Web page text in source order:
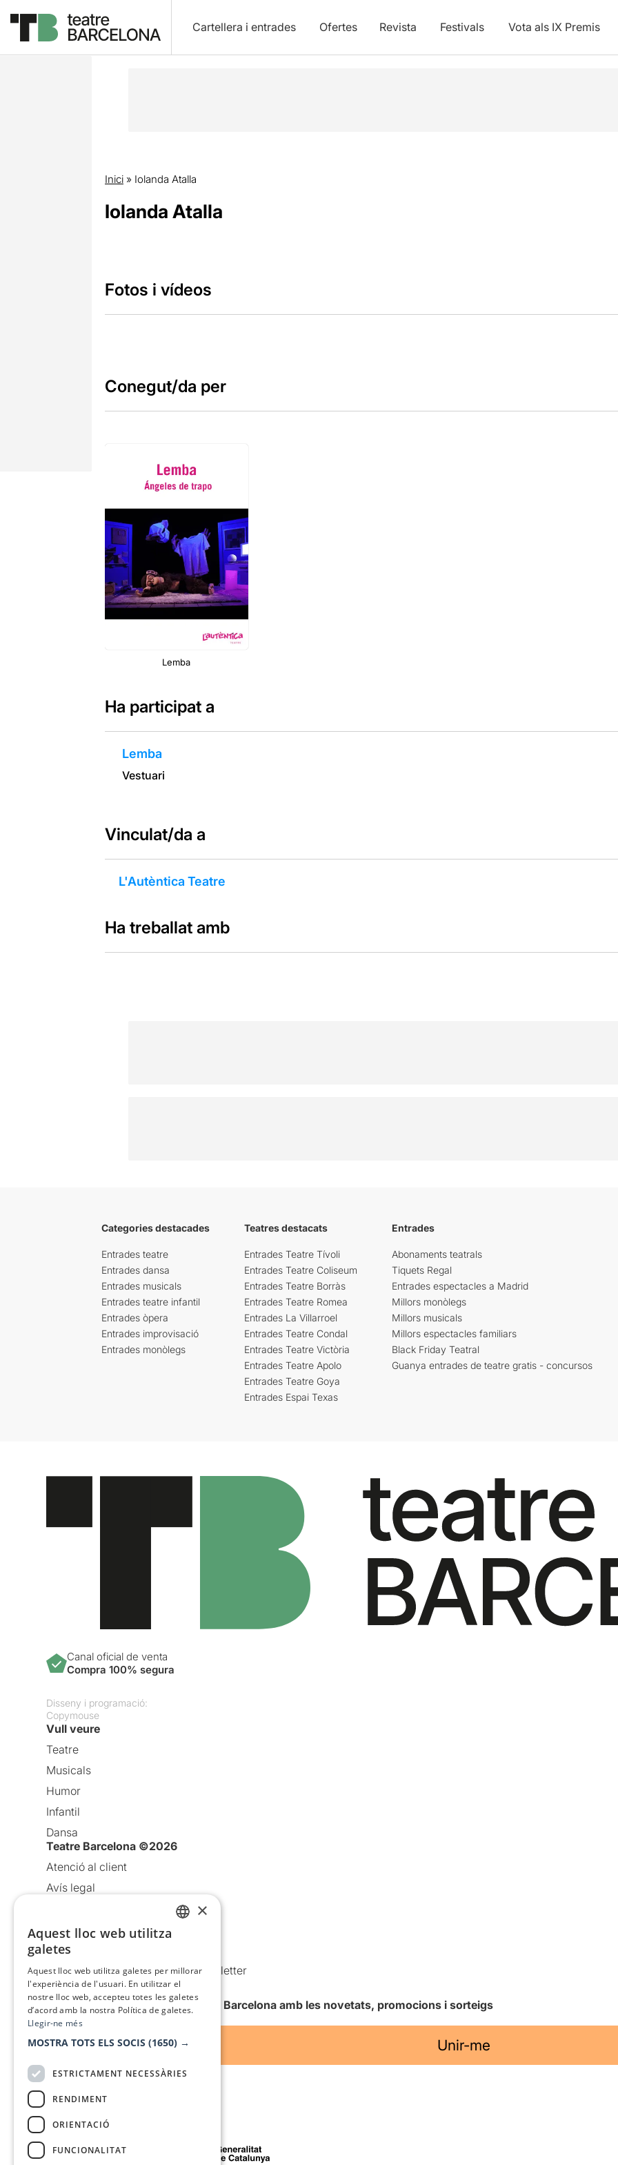
Cartellera i entrades Ofertes Revista Festivals Vota als IX Premis
Inici» Iolanda Atalla
Iolanda Atalla
Fotos i vídeos
Conegut/da per
Lemba
Ha participat a
Lemba
Vestuari
Vinculat/da a
L'Autèntica Teatre
Ha treballat amb
Categories destacades
Entrades teatre
Entrades dansa
Entrades musicals
Entrades teatre infantil
Entrades òpera
Entrades improvisació
Entrades monòlegs
Teatres destacats
Entrades Teatre Tívoli
Entrades Teatre Coliseum
Entrades Teatre Borràs
Entrades Teatre Romea
Entrades La Villarroel
Entrades Teatre Condal
Entrades Teatre Victòria
Entrades Teatre Apolo
Entrades Teatre Goya
Entrades Espai Texas
Entrades
Abonaments teatrals
Tiquets Regal
Entrades espectacles a Madrid
Millors monòlegs
Millors musicals
Millors espectacles familiars
Black Friday Teatral
Guanya entrades de teatre gratis - concursos
Canal oficial de venta
Compra 100% segura
Disseny i programació:
Copymouse
Vull veure
Teatre
Musicals
Humor
Infantil
Dansa
Teatre Barcelona ©2026
Atenció al client
Avís legal
Política de cookies
Condicions d’ús
Comunicacions comercials i Newsletter
Anuncia’t
Vull rebre la newsletter de Teatre Barcelona amb les novetats, promocions i sorteigs
Unir-me
Amb el suport de
×
Aquest lloc web utilitza
galetes
Aquest lloc web utilitza galetes per millorar
l'experiència de l'usuari. En utilitzar el
nostre lloc web, accepteu totes les galetes
d’acord amb la nostra Política de galetes.
Llegir-ne més
MOSTRA TOTS ELS SOCIS (1650) →
ESTRICTAMENT NECESSÀRIES
RENDIMENT
ORIENTACIÓ
FUNCIONALITAT